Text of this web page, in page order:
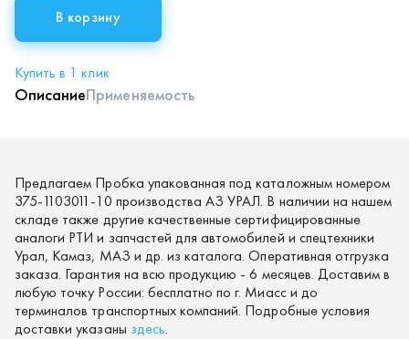
В корзину
Купить в 1 клик
ОписаниеПрименяемость
Предлагаем Пробка упакованная под каталожным номером
375-1103011-10 производства АЗ УРАЛ. В наличии на нашем
складе также другие качественные сертифицированные
аналоги РТИ и запчастей для автомобилей и спецтехники
Урал, Камаз, МАЗ и др. из каталога. Оперативная отгрузка
заказа. Гарантия на всю продукцию - 6 месяцев. Доставим в
любую точку России: бесплатно по г. Миасс и до
терминалов транспортных компаний. Подробные условия
доставки указаны здесь.